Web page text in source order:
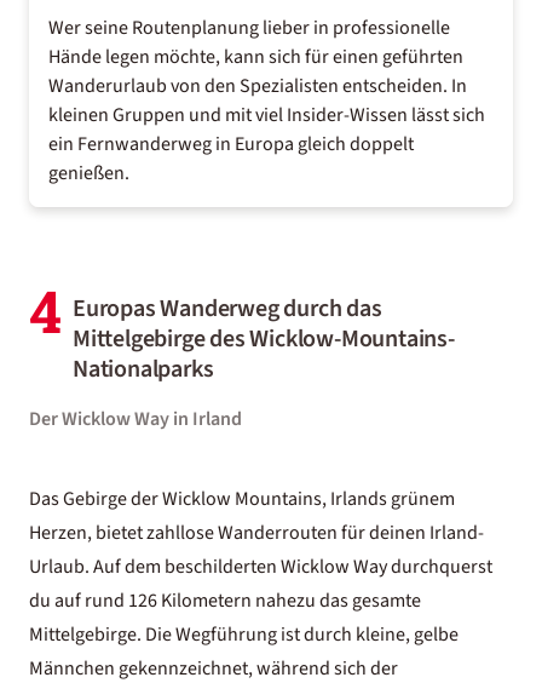
Wer seine Routenplanung lieber in professionelle
Hände legen möchte, kann sich für einen geführten
Wanderurlaub von den Spezialistenentscheiden. In
kleinen Gruppen und mit viel Insider-Wissen lässt sich
ein Fernwanderweg in Europa gleich doppelt
genießen.
4 Europas Wanderweg durch das
Mittelgebirge des Wicklow-Mountains-
Nationalparks
Der Wicklow Way in Irland
Das Gebirge der Wicklow Mountains, Irlands grünem
Herzen, bietet zahllose Wanderrouten für deinen Irland-
Urlaub. Auf dem beschilderten Wicklow Way durchquerst
du auf rund 126 Kilometern nahezu das gesamte
Mittelgebirge. Die Wegführung ist durch kleine, gelbe
Männchen gekennzeichnet, während sich der